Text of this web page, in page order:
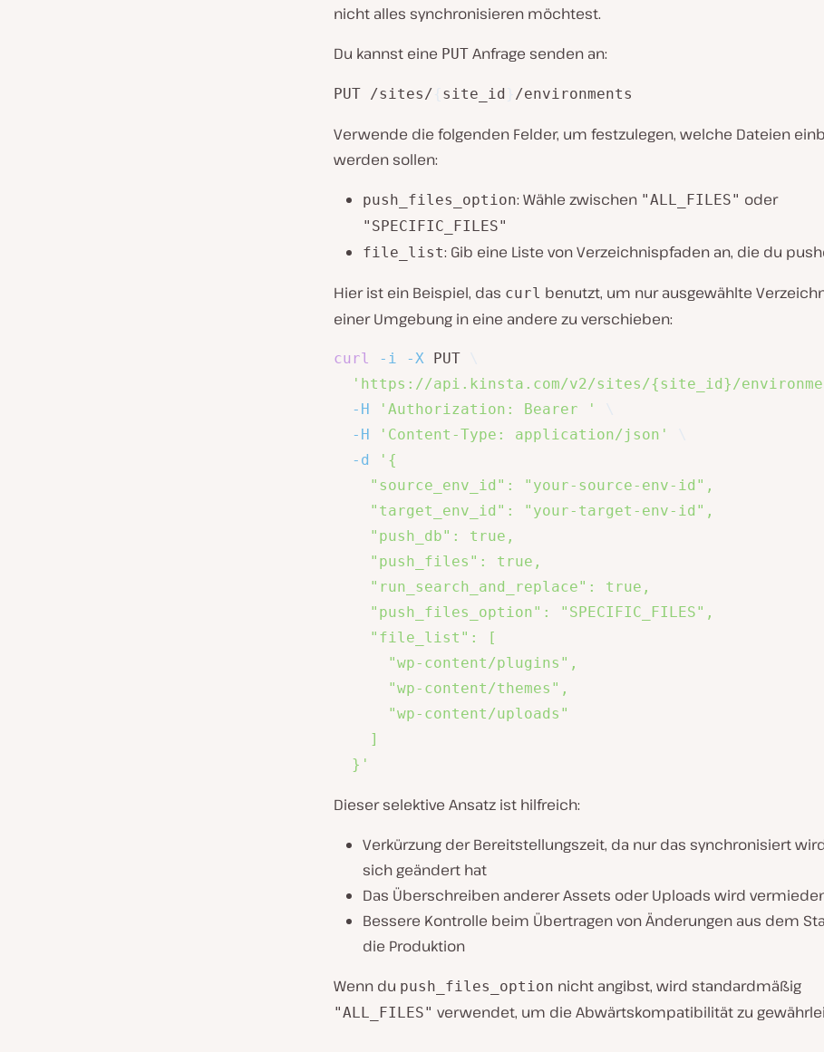
nicht alles synchronisieren möchtest.
Du kannst eine PUT Anfrage senden an:
PUT /sites/ site_id /environments
Verwende die folgenden Felder, um festzulegen, welche Dateien
werden sollen:
push_files_option: Wähle zwischen "ALL_FILES" oder
"SPECIFIC_FILES"
file_list: Gib eine Liste von Verzeichnispfaden an, die du
Hier ist ein Beispiel, das curl benutzt, um nur ausgewählte
einer Umgebung in eine andere zu verschieben:
curl -i -X PUT
'https://api.kinsta.com/v2/sites/{site_id}/
-H
'Authorization: Bearer '
-H
'Content-Type: application/json'
-d
'{
    "source_env_id": "your-source-env-id",
    "target_env_id": "your-target-env-id",
    "push_db": true,
    "push_files": true,
    "run_search_and_replace": true,
    "push_files_option": "SPECIFIC_FILES",
    "file_list": [
      "wp-content/plugins",
      "wp-content/themes",
      "wp-content/uploads"
    ]
  }'
Dieser selektive Ansatz ist hilfreich:
Verkürzung der Bereitstellungszeit, da nur das synchronisiert
sich geändert hat
Das Überschreiben anderer Assets oder Uploads wird
Bessere Kontrolle beim Übertragen von Änderungen aus dem
die Produktion
Wenn du push_files_option nicht angibst, wird standardmäßig
"ALL_FILES" verwendet, um die Abwärtskompatibilität zu